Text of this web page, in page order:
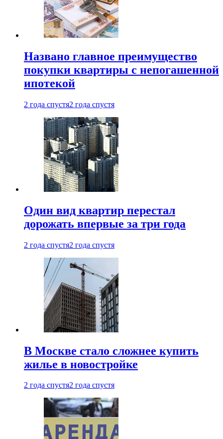
Названо главное преимущество
покупки квартиры с непогашенной
ипотекой
2 года спустя2 года спустя
Один вид квартир перестал
дорожать впервые за три года
2 года спустя2 года спустя
В Москве стало сложнее купить
жилье в новостройке
2 года спустя2 года спустя